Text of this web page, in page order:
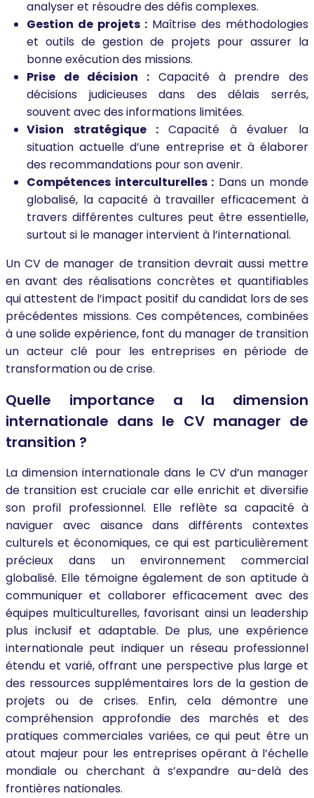
analyser et résoudre des défis complexes.
Gestion de projets : Maîtrise des méthodologies
et outils de gestion de projets pour assurer la
bonne exécution des missions.
Prise de décision : Capacité à prendre des
décisions judicieuses dans des délais serrés,
souvent avec des informations limitées.
Vision stratégique : Capacité à évaluer la
situation actuelle d’une entreprise et à élaborer
des recommandations pour son avenir.
Compétences interculturelles : Dans un monde
globalisé, la capacité à travailler efficacement à
travers différentes cultures peut être essentielle,
surtout si le manager intervient à l’international.
Un CV de manager de transition devrait aussi mettre
en avant des réalisations concrètes et quantifiables
qui attestent de l’impact positif du candidat lors de ses
précédentes missions. Ces compétences, combinées
à une solide expérience, font du manager de transition
un acteur clé pour les entreprises en période de
transformation ou de crise.
Quelle importance a la dimension
internationale dans le CV manager de
transition ?
La dimension internationale dans le CV d’un manager
de transition est cruciale car elle enrichit et diversifie
son profil professionnel. Elle reflète sa capacité à
naviguer avec aisance dans différents contextes
culturels et économiques, ce qui est particulièrement
précieux dans un environnement commercial
globalisé. Elle témoigne également de son aptitude à
communiquer et collaborer efficacement avec des
équipes multiculturelles, favorisant ainsi un leadership
plus inclusif et adaptable. De plus, une expérience
internationale peut indiquer un réseau professionnel
étendu et varié, offrant une perspective plus large et
des ressources supplémentaires lors de la gestion de
projets ou de crises. Enfin, cela démontre une
compréhension approfondie des marchés et des
pratiques commerciales variées, ce qui peut être un
atout majeur pour les entreprises opérant à l’échelle
mondiale ou cherchant à s’expandre au-delà des
frontières nationales.